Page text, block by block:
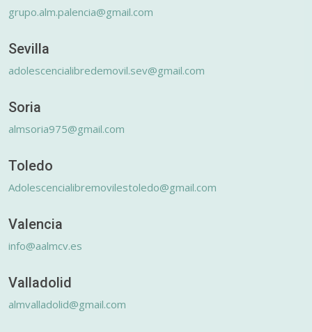
grupo.alm.palencia@gmail.com
Sevilla
adolescencialibredemovil.sev@gmail.com
Soria
almsoria975@gmail.com
Toledo
Adolescencialibremovilestoledo@gmail.com
Valencia
info@aalmcv.es
Valladolid
almvalladolid@gmail.com